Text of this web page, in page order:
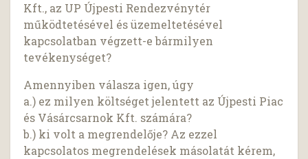
Kft., az UP Újpesti Rendezvénytér
működtetésével és üzemeltetésével
kapcsolatban végzett-e bármilyen
tevékenységet?
Amennyiben válasza igen, úgy
a.) ez milyen költséget jelentett az Újpesti Piac
és Vásárcsarnok Kft. számára?
b.) ki volt a megrendelője? Az ezzel
kapcsolatos megrendelések másolatát kérem,